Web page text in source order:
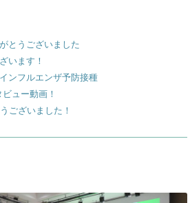
とうございました
います！
ンフルエンザ予防接種
ュー動画！
ございました！